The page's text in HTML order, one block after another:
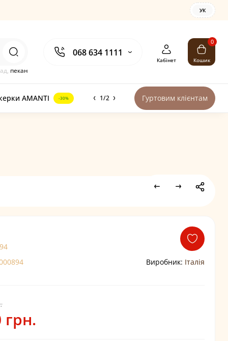
УК
068 634 1111
пекан
Кабінет
0
Кошик
AMANTI -30% 1/2 Гуртовим клієнтам
Виробник: Італія
грн.